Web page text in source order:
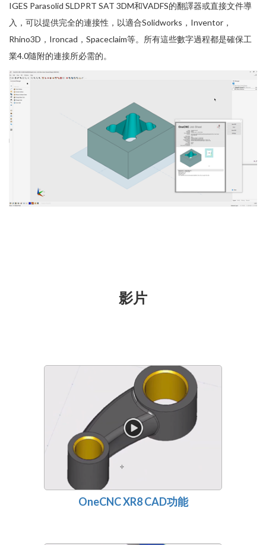
IGES Parasolid SLDPRT SAT 3DM和VADFS的翻譯器或直接文件導
入，可以提供完全的連接性，以適合Solidworks，Inventor，
Rhino3D，Ironcad，Spaceclaim等。所有這些數字過程都是確保工
業4.0隨附的連接所必需的。
影片
OneCNC XR8 CAD功能